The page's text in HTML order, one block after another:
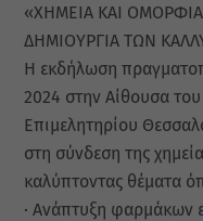
«ΧΗΜΕΙΑ ΚΑΙ
ΔΗΜΙΟΥΡΓΙΑ ΤΩΝ
Η εκδήλωση
2024 στην Αίθουσα
Επιμελητηρίου
στη σύνδεση της
καλύπτοντας θέματα
· Ανάπτυξη φαρμάκων